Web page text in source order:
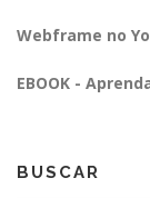
Webframe no
EBOOK -
BUSCAR